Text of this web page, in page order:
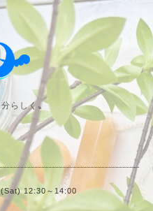
らしく〟
12:30～14:00